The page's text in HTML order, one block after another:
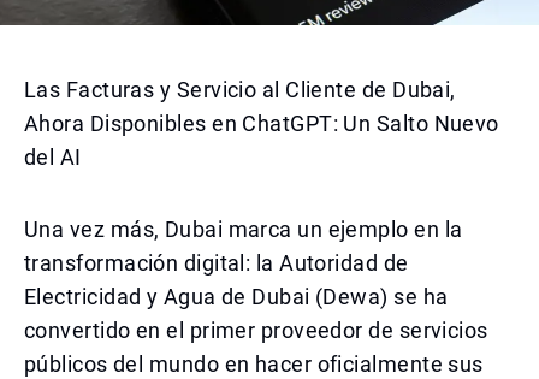
Las Facturas y Servicio al Cliente de Dubai,
Ahora Disponibles en ChatGPT: Un Salto Nuevo
del AI
Una vez más, Dubai marca un ejemplo en la
transformación digital: la Autoridad de
Electricidad y Agua de Dubai (Dewa) se ha
convertido en el primer proveedor de servicios
públicos del mundo en hacer oficialmente sus